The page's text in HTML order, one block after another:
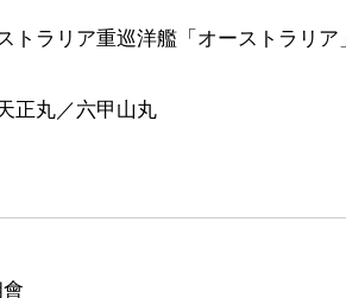
トラリア重巡洋艦「オーストラリア
正丸／六甲山丸